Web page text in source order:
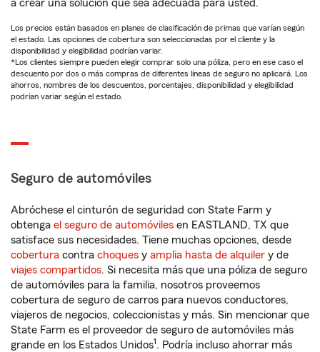
a crear una solución que sea adecuada para usted.
Los precios están basados en planes de clasificación de primas que varían según
el estado. Las opciones de cobertura son seleccionadas por el cliente y la
disponibilidad y elegibilidad podrían variar.
*Los clientes siempre pueden elegir comprar solo una póliza, pero en ese caso el
descuento por dos o más compras de diferentes líneas de seguro no aplicará. Los
ahorros, nombres de los descuentos, porcentajes, disponibilidad y elegibilidad
podrían variar según el estado.
Seguro de automóviles
Abróchese el cinturón de seguridad con State Farm y
obtenga el seguro de automóviles en EASTLAND, TX que
satisface sus necesidades. Tiene muchas opciones, desde
cobertura contra choques y amplia hasta de alquiler y de
viajes compartidos. Si necesita más que una póliza de seguro
de automóviles para la familia, nosotros proveemos
cobertura de seguro de carros para nuevos conductores,
viajeros de negocios, coleccionistas y más. Sin mencionar que
State Farm es el proveedor de seguro de automóviles más
grande en los Estados Unidos1 . Podría incluso ahorrar más